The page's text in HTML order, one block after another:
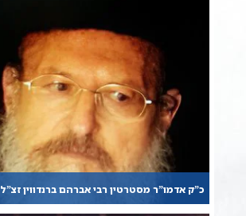
כ”ק אדמו”ר מסטרטין רבי אברהם ברנדווין זצ”ל